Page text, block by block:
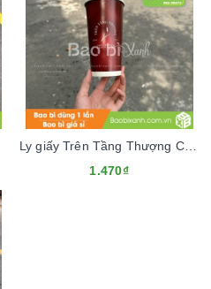
Ly giấy Trên Tầng Thượng Cafe
1.470₫